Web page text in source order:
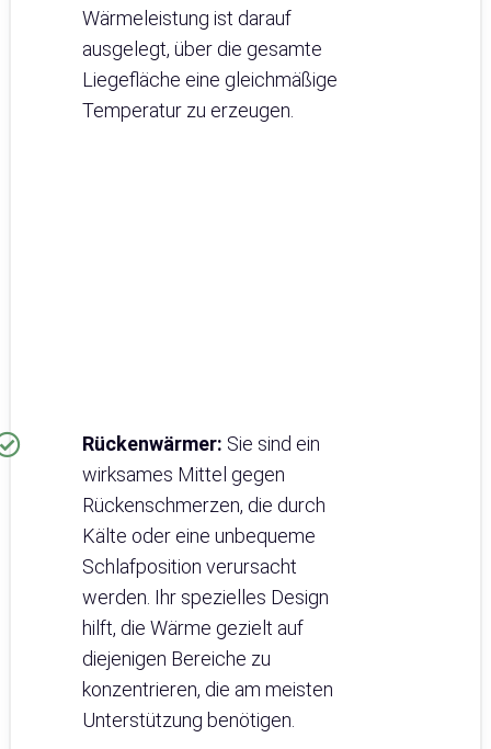
Wärmeleistung ist darauf
ausgelegt, über die gesamte
Liegefläche eine gleichmäßige
Temperatur zu erzeugen.
Rückenwärmer: Sie sind ein
wirksames Mittel gegen
Rückenschmerzen, die durch
Kälte oder eine unbequeme
Schlafposition verursacht
werden. Ihr spezielles Design
hilft, die Wärme gezielt auf
diejenigen Bereiche zu
konzentrieren, die am meisten
Unterstützung benötigen.